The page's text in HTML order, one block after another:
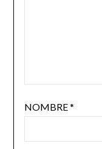
NOMBRE*